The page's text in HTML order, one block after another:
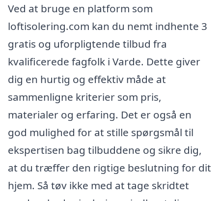
Ved at bruge en platform som
loftisolering.com kan du nemt indhente 3
gratis og uforpligtende tilbud fra
kvalificerede fagfolk i Varde. Dette giver
dig en hurtig og effektiv måde at
sammenligne kriterier som pris,
materialer og erfaring. Det er også en
god mulighed for at stille spørgsmål til
ekspertisen bag tilbuddene og sikre dig,
at du træffer den rigtige beslutning for dit
hjem. Så tøv ikke med at tage skridtet